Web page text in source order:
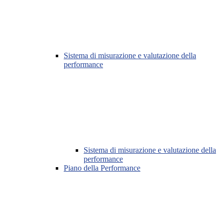
Sistema di misurazione e valutazione della
performance
Sistema di misurazione e valutazione della
performance
Piano della Performance